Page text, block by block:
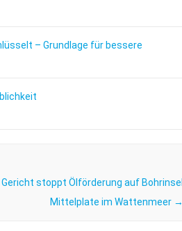
– Grundlage für bessere
Gericht stoppt Ölförderung auf Bohrinsel
Mittelplate im Wattenmeer →